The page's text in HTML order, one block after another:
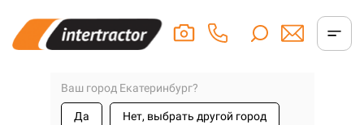
Ваш город Екатеринбург?
Да Нет, выбрать другой город